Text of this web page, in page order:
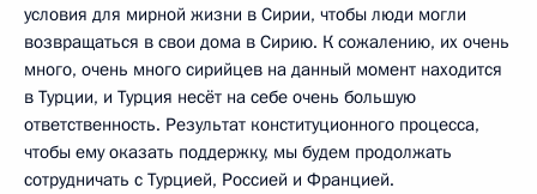
условия для мирной жизни в Сирии, чтобы люди могли
возвращаться в свои дома в Сирию. К сожалению, их очень
много, очень много сирийцев на данный момент находится
в Турции, и Турция несёт на себе очень большую
ответственность. Результат конституционного процесса,
чтобы ему оказать поддержку, мы будем продолжать
сотрудничать с Турцией, Россией и Францией.